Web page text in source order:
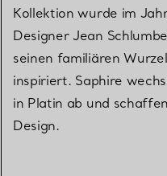
Kollektion wurde im
Designer Jean
seinen familiären
inspiriert. Saphire
in Platin ab und
Design.